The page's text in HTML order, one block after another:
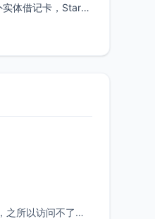
全球多币种账户 + 海外实体借记卡，Starryblu开户教程与注意事项
不需要这么麻烦，之所以访问不了，是由于非对称路由的问题，在爱快主路由添加一条静态路由192.168.